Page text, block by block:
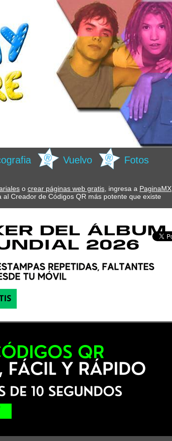
Vuelvo Fotos
o crear páginas web gratis, ingresa a PaginaMX
al Creador de Códigos QR más potente que existe